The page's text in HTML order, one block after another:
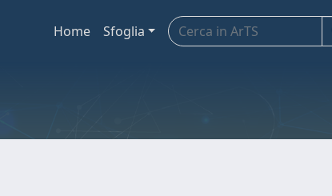
Home Sfoglia